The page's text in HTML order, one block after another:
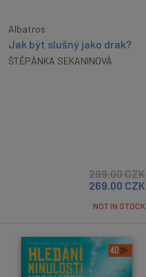
Albatros
Jak být slušný jako drak?
ŠTĚPÁNKA SEKANINOVÁ
299.00CZK
269.00 CZK
NOT IN STOCK